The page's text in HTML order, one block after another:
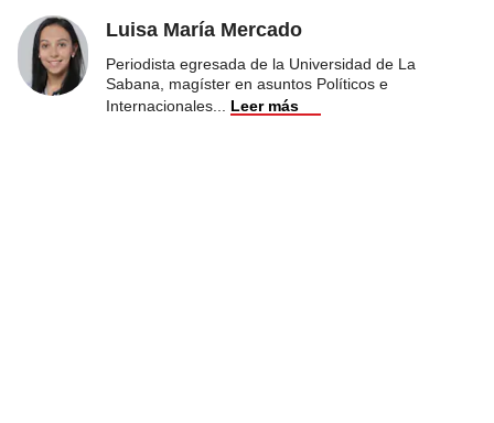
Luisa María Mercado
Periodista egresada de la Universidad de La
Sabana, magíster en asuntos Políticos e
Internacionales
Leer más